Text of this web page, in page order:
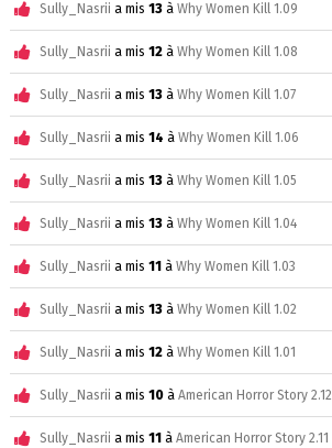
Sully_Nasrii a mis 13à Why Women Kill 1.09
Sully_Nasrii a mis 12à Why Women Kill 1.08
Sully_Nasrii a mis 13à Why Women Kill 1.07
Sully_Nasrii a mis 14 à Why Women Kill 1.06
Sully_Nasrii a mis 13à Why Women Kill 1.05
Sully_Nasrii a mis 13à Why Women Kill 1.04
Sully_Nasrii a mis 11 à Why Women Kill 1.03
Sully_Nasrii a mis 13à Why Women Kill 1.02
Sully_Nasrii a mis 12à Why Women Kill 1.01
Sully_Nasrii a mis 10à American Horror Story 2.12
Sully_Nasrii a mis 11 à American Horror Story 2.11